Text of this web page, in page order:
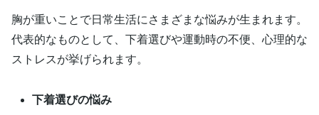
胸が重いことで日常生活にさまざまな悩みが生まれます。
代表的なものとして、下着選びや運動時の不便、心理的な
ストレスが挙げられます。
下着選びの悩み